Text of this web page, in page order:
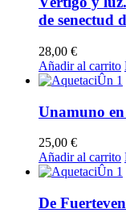
de senectud
28,00 €
Añadir al carrito
Unamuno
25,00 €
Añadir al carrito
De